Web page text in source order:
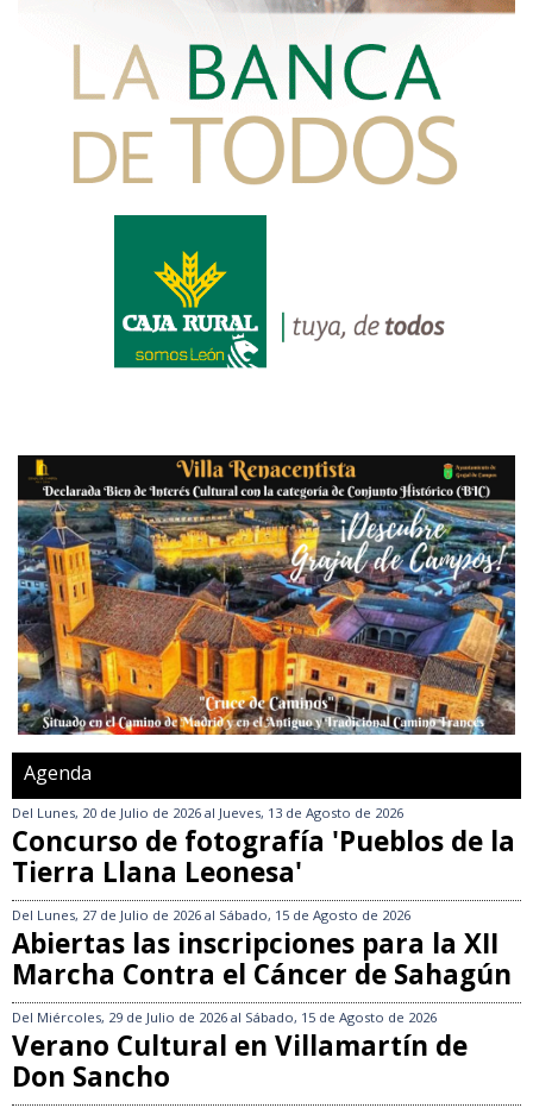
Agenda
Del Lunes, 20 de Julio de 2026 al Jueves, 13 de Agosto de 2026
Concurso de fotografía 'Pueblos de la
Tierra Llana Leonesa'
Del Lunes, 27 de Julio de 2026 al Sábado, 15 de Agosto de 2026
Abiertas las inscripciones para la XII
Marcha Contra el Cáncer de Sahagún
Del Miércoles, 29 de Julio de 2026 al Sábado, 15 de Agosto de 2026
Verano Cultural en Villamartín de
Don Sancho